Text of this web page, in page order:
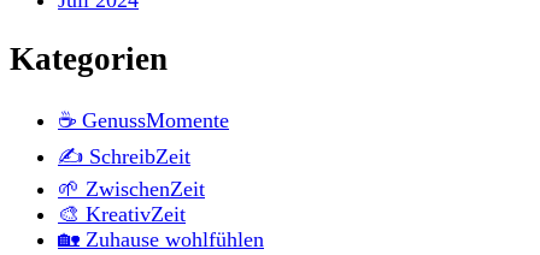
Kategorien
☕ GenussMomente
✍️ SchreibZeit
🌱 ZwischenZeit
🎨 KreativZeit
🏡 Zuhause wohlfühlen